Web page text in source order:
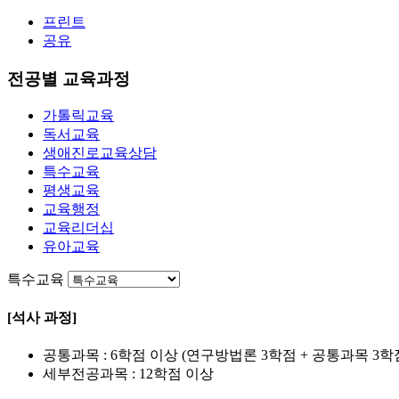
프린트
공유
전공별 교육과정
가톨릭교육
독서교육
생애진로교육상담
특수교육
평생교육
교육행정
교육리더십
유아교육
특수교육
[석사 과정]
공통과목 : 6학점 이상 (연구방법론 3학점 + 공통과목 3학
세부전공과목 : 12학점 이상